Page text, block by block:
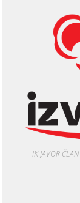
IK JAVOR ČLAN